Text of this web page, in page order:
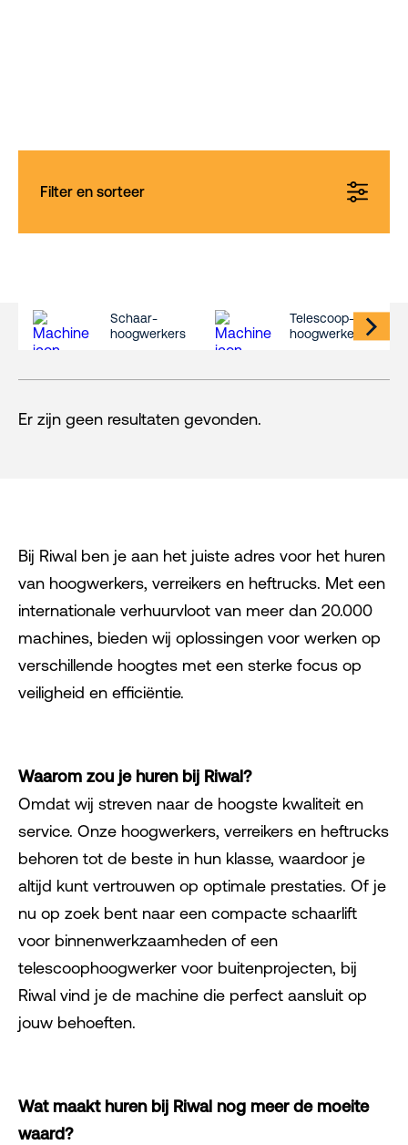
Filter en sorteer
Schaar-
hoogwerkers
Telescoop-
hoogwerkers
Er zijn geen resultaten gevonden.
Bij Riwal ben je aan het juiste adres voor het huren
van hoogwerkers, verreikers en heftrucks. Met een
internationale verhuurvloot van meer dan 20.000
machines, bieden wij oplossingen voor werken op
verschillende hoogtes met een sterke focus op
veiligheid en efficiëntie.
Waarom zou je huren bij Riwal?
Omdat wij streven naar de hoogste kwaliteit en
service. Onze hoogwerkers, verreikers en heftrucks
behoren tot de beste in hun klasse, waardoor je
altijd kunt vertrouwen op optimale prestaties. Of je
nu op zoek bent naar een compacte schaarlift
voor binnenwerkzaamheden of een
telescoophoogwerker voor buitenprojecten, bij
Riwal vind je de machine die perfect aansluit op
jouw behoeften.
Wat maakt huren bij Riwal nog meer de moeite
waard?